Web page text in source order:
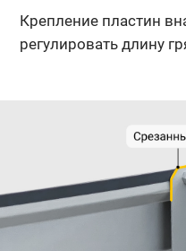
Крепление пластин
регулировать длину